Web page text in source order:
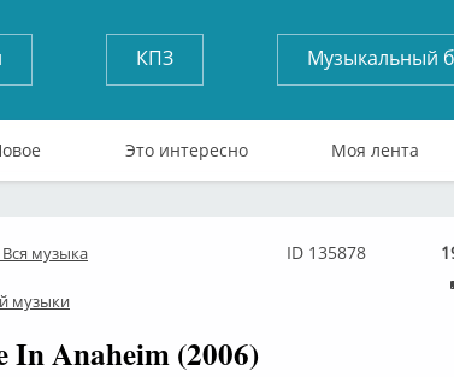
КПЗ Музыкальный
Это интересно Моя лента
музыка
музыки
ID 135878
Anaheim (2006)